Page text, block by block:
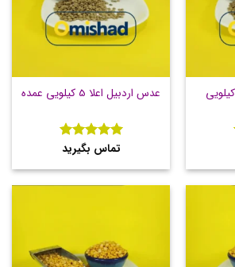
عدس اردبیل اعلا 30 کیلویی
عدس اردبیل اعلا 5 کیلویی عمده
نمره 5از
تماس بگیرید